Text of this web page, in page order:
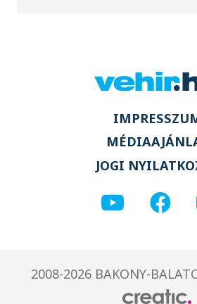
JOGI
2008-2026 BAKONY-